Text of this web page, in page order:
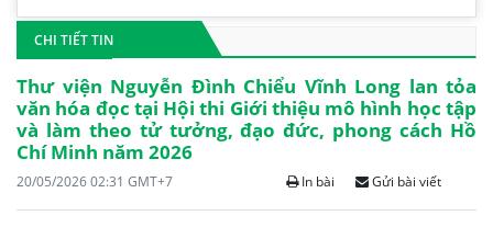
CHI TIẾT TIN
Thư viện Nguyễn Đình Chiểu Vĩnh Long lan tỏa
văn hóa đọc tại Hội thi Giới thiệu mô hình học tập
và làm theo tử tưởng, đạo đức, phong cách Hồ
Chí Minh năm 2026
20/05/2026 02:31 GMT+7 In bài Gửi bài viết